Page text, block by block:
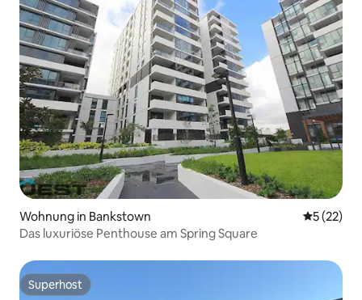
Wohnung in Bankstown
5 (22)
Das luxuriöse Penthouse am Spring Square
Superhost
Superhost